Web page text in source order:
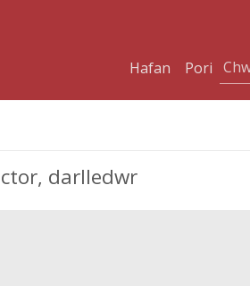
Hafan
Pori
darlledwr